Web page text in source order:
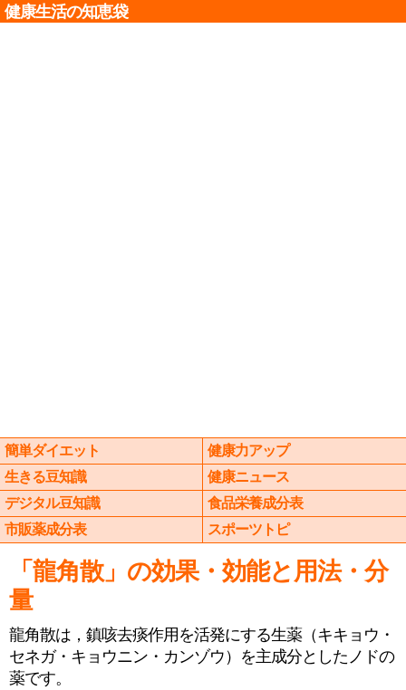
健康生活の知恵袋
簡単ダイエット
健康力アップ
生きる豆知識
健康ニュース
デジタル豆知識
食品栄養成分表
市販薬成分表
スポーツトピ
「龍角散」の効果・効能と用法・分
量
龍角散は，鎮咳去痰作用を活発にする生薬（キキョウ・
セネガ・キョウニン・カンゾウ）を主成分としたノドの
薬です。